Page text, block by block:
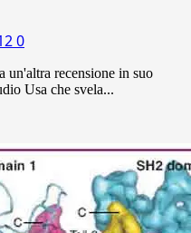
0
un'altra recensione in suo
Usa che svela...